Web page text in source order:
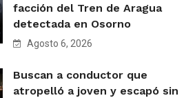
facción del Tren de Aragua
detectada en Osorno
Agosto 6, 2026
Buscan a conductor que
atropelló a joven y escapó sin